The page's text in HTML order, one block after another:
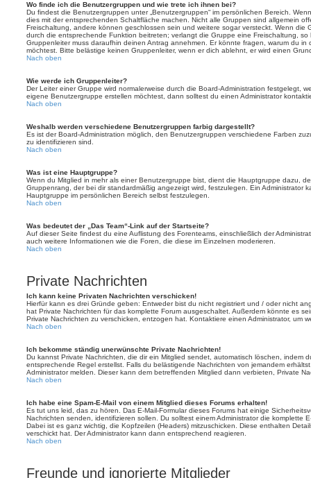
Wo finde ich die Benutzergruppen und wie trete ich ihnen bei?
Du findest die Benutzergruppen unter „Benutzergruppen“ im persönlichen Bereich.
dies mit der entsprechenden Schaltfläche machen. Nicht alle Gruppen sind allgemein
Freischaltung, andere können geschlossen sein und weitere sogar versteckt. Wenn die
durch die entsprechende Funktion beitreten; verlangt die Gruppe eine Freischaltung,
Gruppenleiter muss daraufhin deinen Antrag annehmen. Er könnte fragen, warum du in
möchtest. Bitte belästige keinen Gruppenleiter, wenn er dich ablehnt, er wird einen
Nach oben
Wie werde ich Gruppenleiter?
Der Leiter einer Gruppe wird normalerweise durch die Board-Administration festgelegt,
eigene Benutzergruppe erstellen möchtest, dann solltest du einen Administrator
Nach oben
Weshalb werden verschiedene Benutzergruppen farbig dargestellt?
Es ist der Board-Administration möglich, den Benutzergruppen verschiedene Farben
zu identifizieren sind.
Nach oben
Was ist eine Hauptgruppe?
Wenn du Mitglied in mehr als einer Benutzergruppe bist, dient die Hauptgruppe dazu,
Gruppenrang, der bei dir standardmäßig angezeigt wird, festzulegen. Ein Administrator
Hauptgruppe im persönlichen Bereich selbst festzulegen.
Nach oben
Was bedeutet der „Das Team“-Link auf der Startseite?
Auf dieser Seite findest du eine Auflistung des Forenteams, einschließlich der
auch weitere Informationen wie die Foren, die diese im Einzelnen moderieren.
Nach oben
Private Nachrichten
Ich kann keine Privaten Nachrichten verschicken!
Hierfür kann es drei Gründe geben: Entweder bist du nicht registriert und / oder nicht
hat Private Nachrichten für das komplette Forum ausgeschaltet. Außerdem könnte es
Private Nachrichten zu verschicken, entzogen hat. Kontaktiere einen Administrator, um
Nach oben
Ich bekomme ständig unerwünschte Private Nachrichten!
Du kannst Private Nachrichten, die dir ein Mitglied sendet, automatisch löschen, indem
entsprechende Regel erstellst. Falls du belästigende Nachrichten von jemandem
Administrator melden. Dieser kann dem betreffenden Mitglied dann verbieten, Private
Nach oben
Ich habe eine Spam-E-Mail von einem Mitglied dieses Forums erhalten!
Es tut uns leid, das zu hören. Das E-Mail-Formular dieses Forums hat einige
Nachrichten senden, identifizieren sollen. Du solltest einem Administrator die komplette
Dabei ist es ganz wichtig, die Kopfzeilen (Headers) mitzuschicken. Diese enthalten
verschickt hat. Der Administrator kann dann entsprechend reagieren.
Nach oben
Freunde und ignorierte Mitglieder